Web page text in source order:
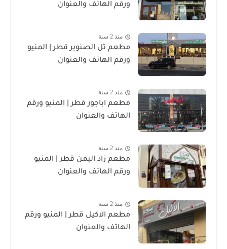
ورقم الهاتف والعنوان
منذ 2 سنة
مطعم تل الصنوبر قطر | المنيو
ورقم الهاتف والعنوان
منذ 2 سنة
مطعم اباجور قطر | المنيو ورقم
الهاتف والعنوان
منذ 2 سنة
مطعم زاد اليمن قطر | المنيو
ورقم الهاتف والعنوان
منذ 2 سنة
مطعم الاكيل قطر | المنيو ورقم
الهاتف والعنوان